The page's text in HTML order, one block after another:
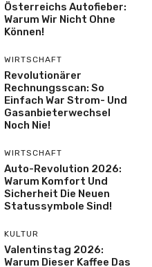
Österreichs Autofieber:
Warum Wir Nicht Ohne
Können!
WIRTSCHAFT
Revolutionärer
Rechnungsscan: So
Einfach War Strom- Und
Gasanbieterwechsel
Noch Nie!
WIRTSCHAFT
Auto-Revolution 2026:
Warum Komfort Und
Sicherheit Die Neuen
Statussymbole Sind!
KULTUR
Valentinstag 2026:
Warum Dieser Kaffee Das